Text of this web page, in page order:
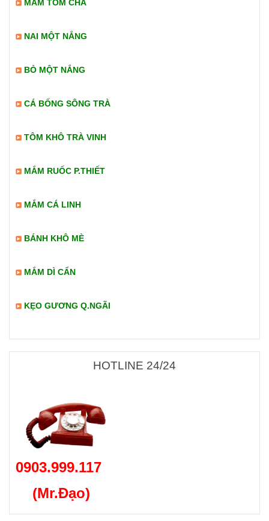
MẮM TÔM CHÀ
NAI MỘT NẮNG
BÒ MỘT NẮNG
CÁ BỐNG SÔNG TRÀ
TÔM KHÔ TRÀ VINH
MẮM RUỐC P.THIẾT
MẮM CÁ LINH
BÁNH KHÔ MÈ
MẮM DÌ CẨN
KẸO GƯƠNG Q.NGÃI
HOTLINE 24/24
0903.999.117
(Mr.Đạo)